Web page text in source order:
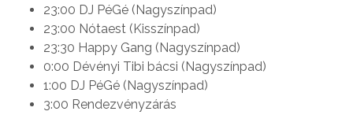
23:00 DJ PéGé (Nagyszínpad)
23:00 Nótaest (Kisszínpad)
23:30 Happy Gang (Nagyszínpad)
0:00 Dévényi Tibi bácsi (Nagyszínpad)
1:00 DJ PéGé (Nagyszínpad)
3:00 Rendezvényzárás